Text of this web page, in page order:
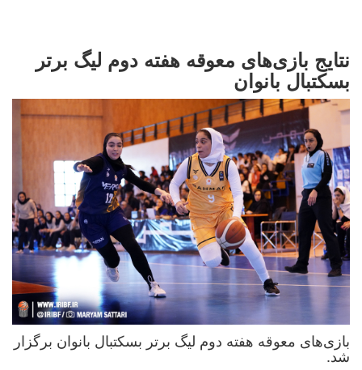
نتایج بازی‌های معوقه هفته دوم لیگ برتر
بسکتبال بانوان
بازی‌های معوقه هفته دوم لیگ برتر بسکتبال بانوان برگزار
شد.